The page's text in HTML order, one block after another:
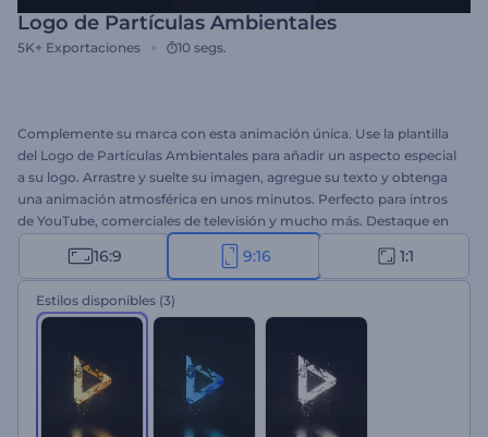
Logo de Partículas Ambientales
5K+ Exportaciones 10 segs.
Complemente su marca con esta animación única. Use la plantilla
del Logo de Partículas Ambientales para añadir un aspecto especial
a su logo. Arrastre y suelte su imagen, agregue su texto y obtenga
una animación atmosférica en unos minutos. Perfecto para intros
de YouTube, comerciales de televisión y mucho más. Destaque en
una multitud competitiva. ¡Pruébelo gratis!
16:9 9:16 1:1
Estilos disponibles (3)